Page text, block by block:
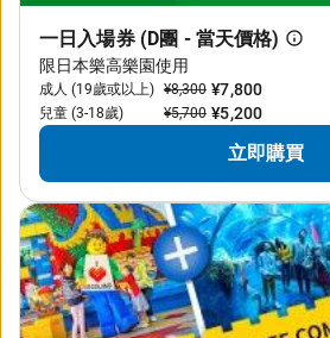
一日入場券 (D團 - 當天價格)
限日本樂高樂園使用
成人 (19歲或以上) ¥8,300 ¥7,800
兒童 (3-18歲) ¥5,700 ¥5,200
立即購買